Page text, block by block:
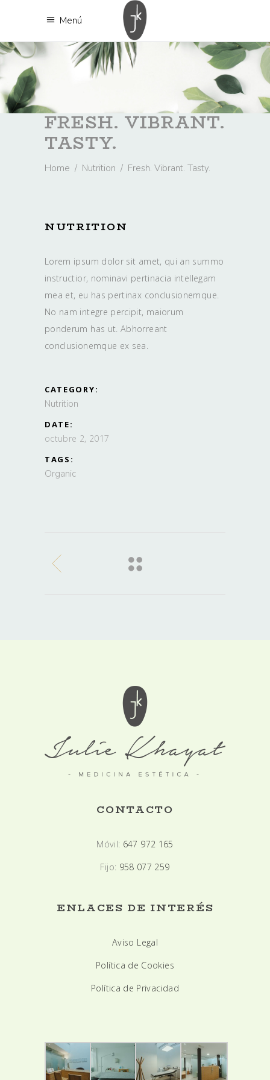
Menú
FRESH. VIBRANT.
TASTY.
Home / Nutrition / Fresh. Vibrant. Tasty.
NUTRITION
Lorem ipsum dolor sit amet, qui an summo
instructior, nominavi pertinacia intellegam
mea et, eu has pertinax conclusionemque.
No nam integre percipit, maiorum
ponderum has ut. Abhorreant
conclusionemque ex sea.
CATEGORY:
Nutrition
DATE:
octubre 2, 2017
TAGS:
Organic
CONTACTO
Móvil: 647 972 165
Fijo: 958 077 259
ENLACES DE INTERÉS
Aviso Legal
Política de Cookies
Política de Privacidad